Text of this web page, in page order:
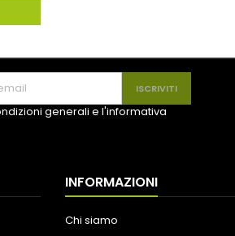
generali e l'informativa
INFORMAZIONI
Chi siamo